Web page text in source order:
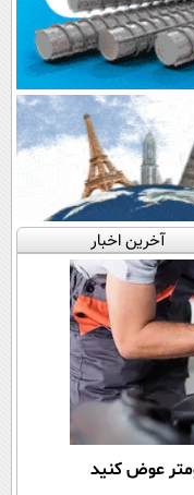
آخرین اخبار